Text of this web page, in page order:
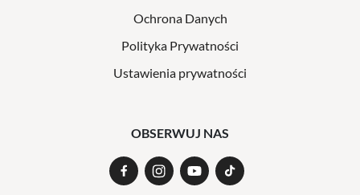
Ochrona Danych
Polityka Prywatności
Ustawienia prywatności
OBSERWUJ NAS